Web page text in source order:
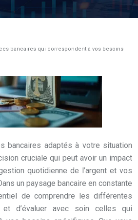
bancaires qui correspondent à vos besoins
bancaires adaptés à votre situation
cruciale qui peut avoir un impact
quotidienne de l’argent et vos
un paysage bancaire en constante
de comprendre les différentes
et d’évaluer avec soin celles qui